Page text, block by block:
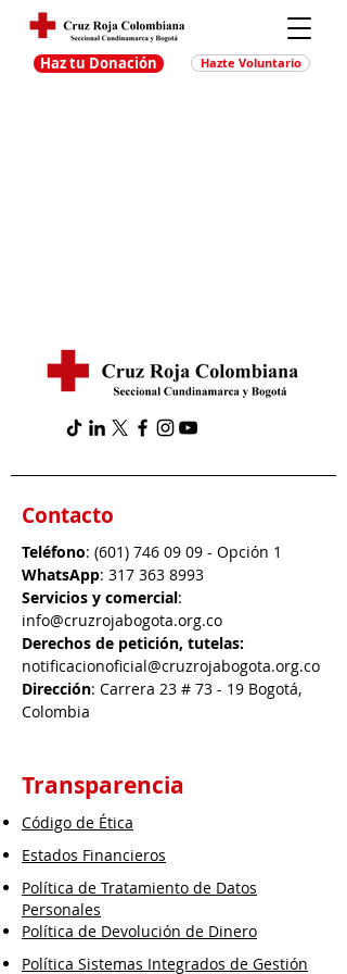
Haz tu Donación Hazte Voluntario
Contacto
Teléfono: (601) 746 09 09 - Opción 1
WhatsApp: 317 363 8993
Servicios y comercial:
info@cruzrojabogota.org.co
Derechos de petición, tutelas:
notificacionoficial@cruzrojabogota.org.co
Dirección: Carrera 23 # 73 - 19 Bogotá,
Colombia
Transparencia
Código de Ética
Estados Financieros
Política de Tratamiento de Datos
Personales
Política de Devolución de Dinero
Política Sistemas Integrados de Gestión